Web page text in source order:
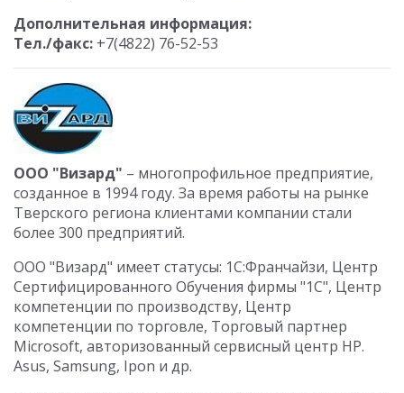
Дополнительная информация:
Тел./факс: +7(4822) 76-52-53
ООО "Визард" – многопрофильное предприятие,
созданное в 1994 году. За время работы на рынке
Тверского региона клиентами компании стали
более 300 предприятий.
ООО "Визард" имеет статусы: 1С:Франчайзи, Центр
Сертифицированного Обучения фирмы "1С", Центр
компетенции по производству, Центр
компетенции по торговле, Торговый партнер
Microsoft, авторизованный сервисный центр НР.
Asus, Samsung, Iроn и др.